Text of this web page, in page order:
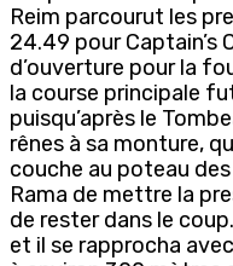
Reim parcourut les
24.49 pour Captain’s
d’ouverture pour la
la course principale
puisqu’après le
rênes à sa monture,
couche au poteau
Rama de mettre la
de rester dans le
et il se rapprocha